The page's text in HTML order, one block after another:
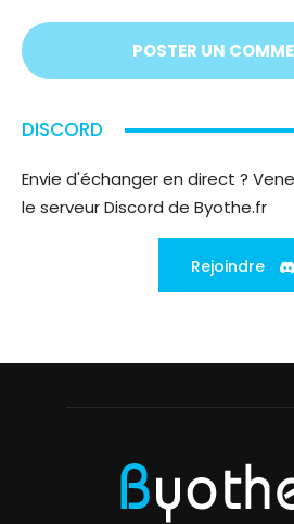
;)
DISCORD
Envie d'échanger en direct ?
le serveur Discord de Byothe.fr
Rejoindre